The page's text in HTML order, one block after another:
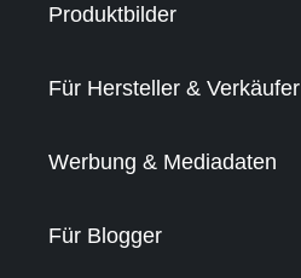
Produktbilder
Für Hersteller & Verkäufer
Werbung & Mediadaten
Für Blogger